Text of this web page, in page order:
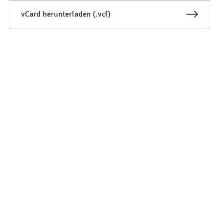
vCard herunterladen (.vcf)